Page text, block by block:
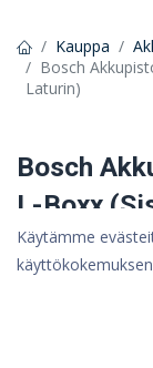
Kauppa
Bosch
Laturin)
Bosch
L-Boxx
Tehokas 18 V:n
468,87 €
Käytämme